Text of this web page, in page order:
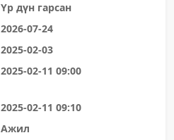
Үр дүн гарсан
2026-07-24
2025-02-03
2025-02-11 09:00
2025-02-11 09:10
Ажил